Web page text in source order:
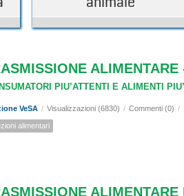
PIU’ATTENTI E ALIMENTI
VeSA / Visualizzazioni (6830) / Commenti (0) /
alimentari